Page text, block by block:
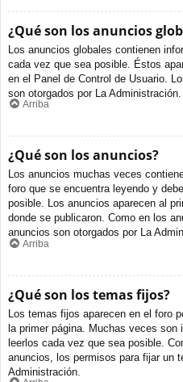
¿Qué son los anuncios
Los anuncios globales contienen
cada vez que sea posible. Éstos
en el Panel de Control de Usuario.
son otorgados por La Administración.
Arriba
¿Qué son los anuncios?
Los anuncios muchas veces
foro que se encuentra leyendo y
posible. Los anuncios aparecen al
donde se publicaron. Como en los
anuncios son otorgados por La
Arriba
¿Qué son los temas fijos?
Los temas fijos aparecen en el foro
la primer página. Muchas veces
leerlos cada vez que sea posible.
anuncios, los permisos para fijar un
Administración.